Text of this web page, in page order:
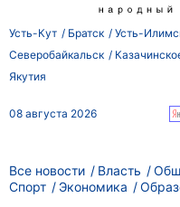
Усть-Кут Братск Усть-
Северобайкальск
Якутия
08 августа 2026
Все новости Власть
Спорт
Экономика